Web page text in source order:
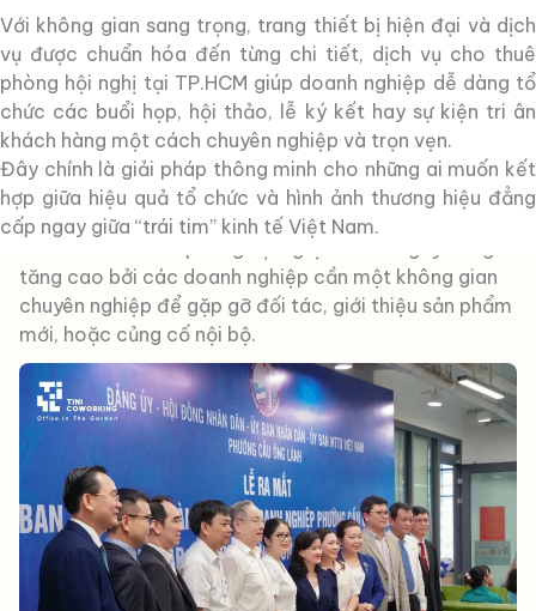
Với không gian sang trọng, trang thiết bị hiện đại và dịch
vụ được chuẩn hóa đến từng chi tiết, dịch vụ cho thuê
phòng hội nghị tại TP.HCM giúp doanh nghiệp dễ dàng tổ
chức các buổi họp, hội thảo, lễ ký kết hay sự kiện tri ân
khách hàng một cách chuyên nghiệp và trọn vẹn.
Đây chính là giải pháp thông minh cho những ai muốn kết
hợp giữa hiệu quả tổ chức và hình ảnh thương hiệu đẳng
cấp ngay giữa “trái tim” kinh tế Việt Nam.
tăng?
Thành phố Hồ Chí Minh, với vị thế là trung tâm kinh tế,
văn hóa và giáo dục hàng đầu của Việt Nam, luôn là
điểm đến lý tưởng cho các hoạt động kinh doanh,
hợp tác và phát triển. Sự sôi động của thị trường đã
thúc đẩy nhu cầu tổ chức các sự kiện doanh nghiệp,
đặc biệt là hội nghị, hội thảo, đào tạo và họp báo.
tăng cao bởi các doanh nghiệp cần một không gian
chuyên nghiệp để gặp gỡ đối tác, giới thiệu sản phẩm
mới, hoặc củng cố nội bộ.